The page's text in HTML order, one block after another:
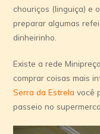
chouriços (linguiça) e
preparar algumas
dinheirinho.
Existe a rede
comprar coisas mais
Serra da Estrela você
passeio no